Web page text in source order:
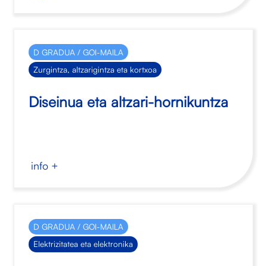
D GRADUA / GOI-MAILA
Zurgintza, altzarigintza eta kortxoa
Diseinua eta altzari-hornikuntza
info +
D GRADUA / GOI-MAILA
Elektrizitatea eta elektronika